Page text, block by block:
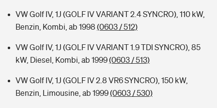
VW Golf IV, 1J (GOLF IV VARIANT 2.4 SYNCRO), 110 kW,
Benzin, Kombi, ab 1998 (0603 / 512)
VW Golf IV, 1J (GOLF IV VARIANT 1.9 TDI SYNCRO), 85
kW, Diesel, Kombi, ab 1999(0603 / 513)
VW Golf IV, 1J (GOLF IV 2.8 VR6 SYNCRO), 150 kW,
Benzin, Limousine, ab 1999(0603 / 530)